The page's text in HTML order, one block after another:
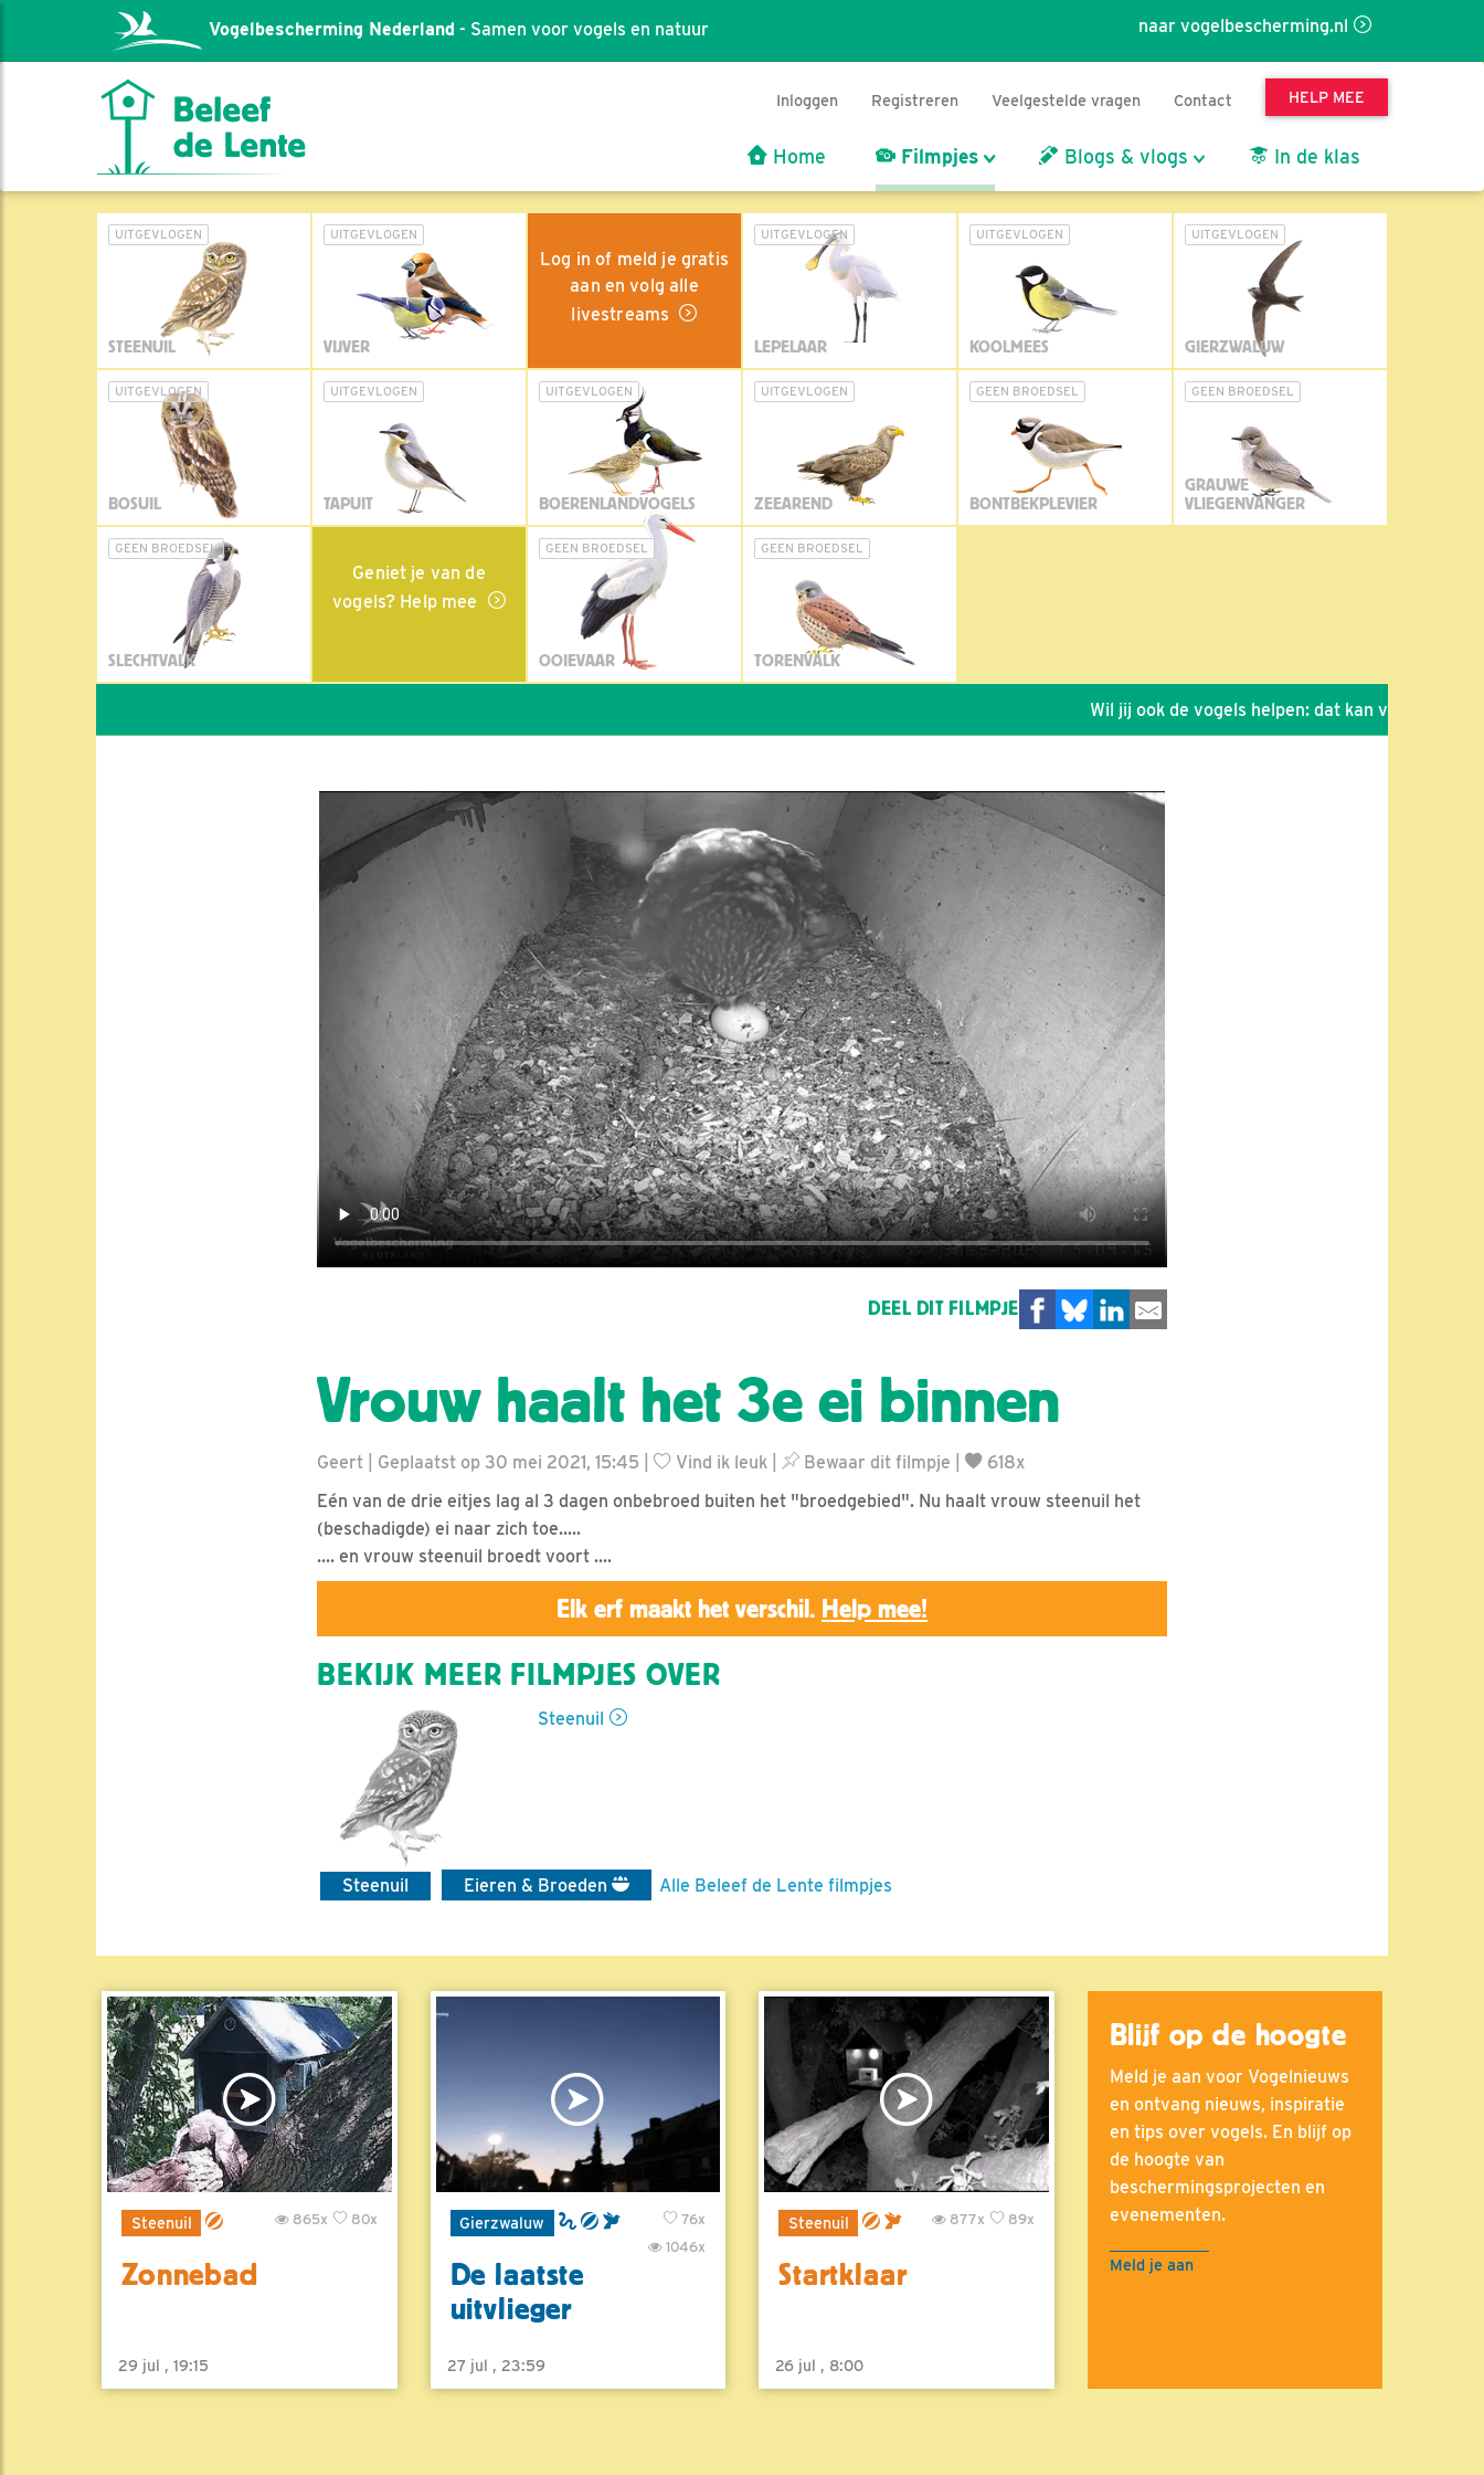
naar vogelbescherming.nl
Vogelbescherming Nederland - Samen voor vogels en natuur
Inloggen Registreren Veelgestelde vragen Contact HELP MEE
Home Filmpjes Blogs & vlogs In de klas
UITGEVLOGEN
STEENUIL
UITGEVLOGEN
VIJVER
Log in of meld je gratis
aan en volg alle
livestreams
UITGEVLOGEN
LEPELAAR
UITGEVLOGEN
KOOLMEES
UITGEVLOGEN
GIERZWALUW
UITGEVLOGEN
BOSUIL
UITGEVLOGEN
TAPUIT
UITGEVLOGEN
BOERENLANDVOGELS
UITGEVLOGEN
ZEEAREND
GEEN BROEDSEL
BONTBEKPLEVIER
GEEN BROEDSEL
GRAUWE
VLIEGENVANGER
GEEN BROEDSEL
SLECHTVALK
Geniet je van de
vogels? Help mee
GEEN BROEDSEL
OOIEVAAR
GEEN BROEDSEL
TORENVALK
Wil jij ook de vogels helpen: dat kan via de link!
DEEL DIT FILMPJE
Vrouw haalt het 3e ei binnen
Geert | Geplaatst op 30 mei 2021, 15:45 | Vind ik leuk Bewaar dit filmpje
618x
Eén van de drie eitjes lag al 3 dagen onbebroed buiten het "broedgebied". Nu haalt vrouw steenuil het
(beschadigde) ei naar zich toe.....
.... en vrouw steenuil broedt voort ....
Elk erf maakt het verschil. Help mee!
BEKIJK MEER FILMPJES OVER
Steenuil
Steenuil Eieren & Broeden Alle Beleef de Lente filmpjes
Steenuil 80x
865x
Zonnebad
29 jul , 19:15
Gierzwaluw
76x
1046x
De laatste
uitvlieger
27 jul , 23:59
Steenuil 89x
877x
Startklaar
26 jul , 8:00
Blijf op de hoogte
Meld je aan voor Vogelnieuws
en ontvang nieuws, inspiratie
en tips over vogels. En blijf op
de hoogte van
beschermingsprojecten en
evenementen.
Meld je aan